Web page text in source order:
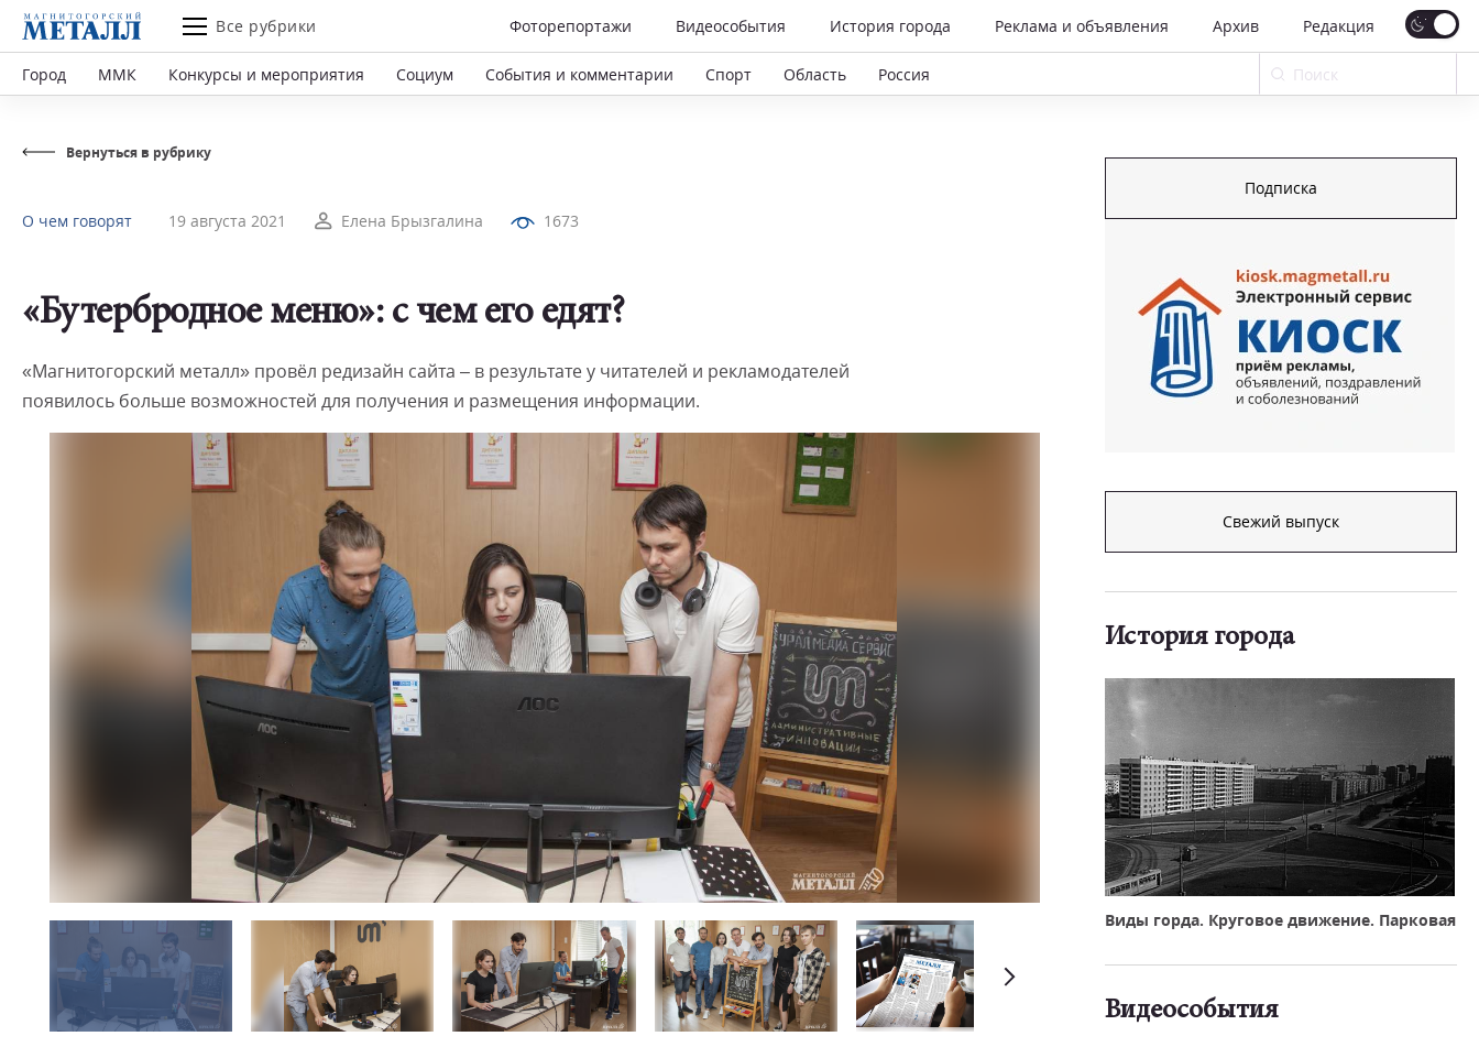
Все рубрики Фоторепортажи Видеособытия История города Реклама и объявления Архив Редакция
Город ММК Конкурсы и мероприятия Социум События и комментарии Спорт Область Россия
Вернуться в рубрику
О чем говорят 19 августа 2021 Елена Брызгалина 1673
«Бутербродное меню»: с чем его едят?
«Магнитогорский металл» провёл редизайн сайта – в результате у читателей и рекламодателей
появилось больше возможностей для получения и размещения информации.
Подписка
Свежий выпуск
История города
Виды горда. Круговое движение. Парковая
Видеособытия